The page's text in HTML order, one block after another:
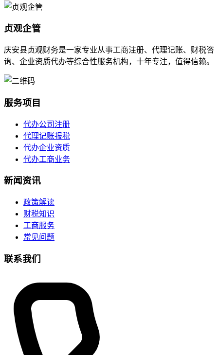
贞观企管
庆安县贞观财务是一家专业从事工商注册、代理记账、财税咨
询、企业资质代办等综合性服务机构，十年专注，值得信赖。
服务项目
代办公司注册
代理记账报税
代办企业资质
代办工商业务
新闻资讯
政策解读
财税知识
工商服务
常见问题
联系我们